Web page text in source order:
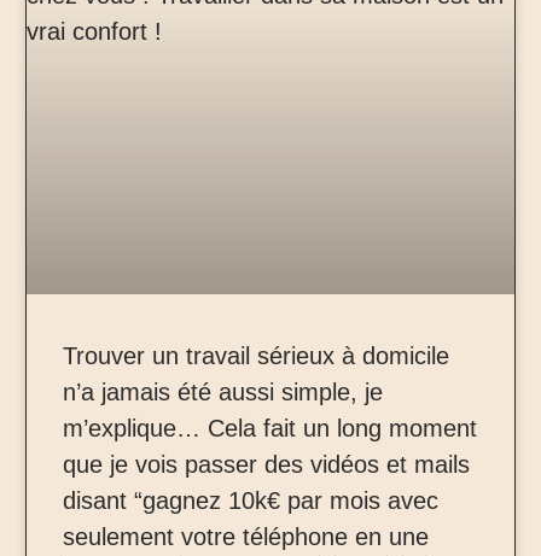
Trouver un travail sérieux à domicile
n’a jamais été aussi simple, je
m’explique… Cela fait un long moment
que je vois passer des vidéos et mails
disant “gagnez 10k€ par mois avec
seulement votre téléphone en une